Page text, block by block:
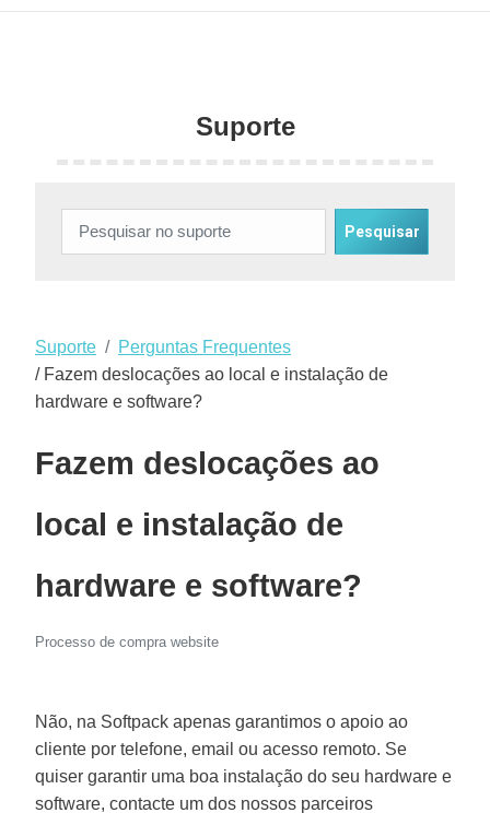
Suporte
Suporte
Perguntas Frequentes
/ Fazem deslocações ao local e instalação de
hardware e software?
Fazem deslocações ao
local e instalação de
hardware e software?
Processo de compra website
Não, na Softpack apenas garantimos o apoio ao
cliente por telefone, email ou acesso remoto. Se
quiser garantir uma boa instalação do seu hardware e
software, contacte um dos nossos parceiros